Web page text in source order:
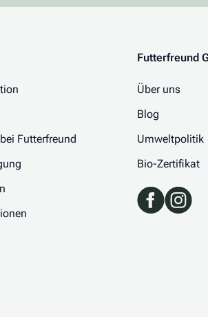
Futterfreund
Futterfreund
Über uns
Blog
Umweltpolitik
Bio-Zertifikat